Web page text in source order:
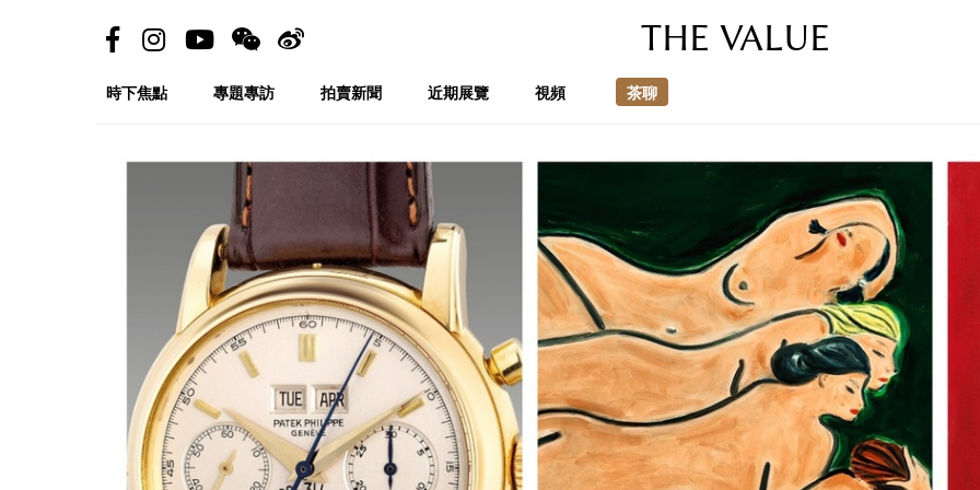
THE VALUE
時下焦點 專題專訪 拍賣新聞 近期展覽 視頻 茶聊